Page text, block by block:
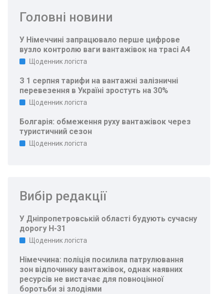
Головні новини
У Німеччині запрацювало перше цифрове
вузло контролю ваги вантажівок на трасі A4
Щоденник логіста
З 1 серпня тарифи на вантажні залізничні
перевезення в Україні зростуть на 30%
Щоденник логіста
Болгарія: обмеження руху вантажівок через
туристичний сезон
Щоденник логіста
Вибір редакції
У Дніпропетровській області будують сучасну
дорогу Н-31
Щоденник логіста
Німеччина: поліція посилила патрулювання
зон відпочинку вантажівок, однак наявних
ресурсів не вистачає для повноцінної
боротьби зі злодіями